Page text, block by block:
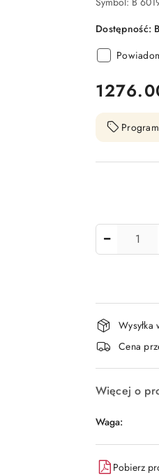
Dostępność:
cena:
i
Cena
Więcej o
Waga:
Pobierz